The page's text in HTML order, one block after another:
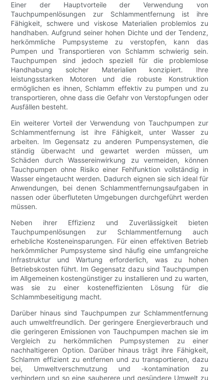
Einer der Hauptvorteile der Verwendung von
Tauchpumpenlösungen zur Schlammentfernung ist ihre
Fähigkeit, schwere und viskose Materialien problemlos zu
handhaben. Aufgrund seiner hohen Dichte und der Tendenz,
herkömmliche Pumpsysteme zu verstopfen, kann das
Pumpen und Transportieren von Schlamm schwierig sein.
Tauchpumpen sind jedoch speziell für die problemlose
Handhabung solcher Materialien konzipiert. Ihre
leistungsstarken Motoren und die robuste Konstruktion
ermöglichen es ihnen, Schlamm effektiv zu pumpen und zu
transportieren, ohne dass die Gefahr von Verstopfungen oder
Ausfällen besteht.
Ein weiterer Vorteil der Verwendung von Tauchpumpen zur
Schlammentfernung ist ihre Fähigkeit, unter Wasser zu
arbeiten. Im Gegensatz zu anderen Pumpensystemen, die
ständig überwacht und gewartet werden müssen, um
Schäden durch Wassereinwirkung zu vermeiden, können
Tauchpumpen ohne Risiko einer Fehlfunktion vollständig in
Wasser eingetaucht werden. Dadurch eignen sie sich ideal für
Anwendungen, bei denen Schlammentfernungsaufgaben in
nassen oder überfluteten Umgebungen durchgeführt werden
müssen.
Neben ihrer Effizienz und Zuverlässigkeit bieten
Tauchpumpenlösungen zur Schlammentfernung auch
erhebliche Kosteneinsparungen. Für einen effektiven Betrieb
herkömmlicher Pumpsysteme sind häufig eine umfangreiche
Infrastruktur und Wartung erforderlich, was zu hohen
Betriebskosten führt. Im Gegensatz dazu sind Tauchpumpen
im Allgemeinen kostengünstiger zu installieren und zu warten,
was sie zu einer kosteneffizienten Lösung für die
Schlammbeseitigung macht.
Darüber hinaus sind Tauchpumpen zur Schlammentfernung
auch umweltfreundlich. Der geringere Energieverbrauch und
die geringeren Emissionen von Tauchpumpen machen sie im
Vergleich zu herkömmlichen Pumpsystemen zu einer
nachhaltigeren Option. Darüber hinaus trägt ihre Fähigkeit,
Schlamm effizient zu entfernen und zu transportieren, dazu
bei, Umweltverschmutzung und -kontamination zu
verhindern und so eine sauberere und gesündere Umwelt zu